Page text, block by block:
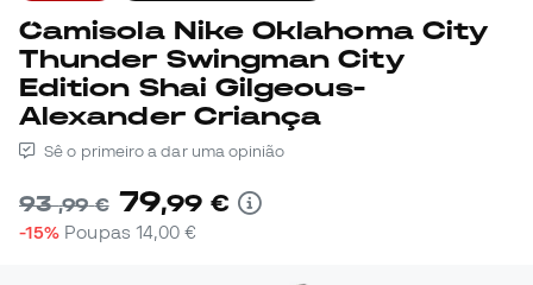
Camisola Nike Oklahoma City
Thunder Swingman City
Edition Shai Gilgeous-
Alexander Criança
Sê o primeiro a dar uma opinião
93,99 € 79,99 €
-15% Poupas 14,00 €